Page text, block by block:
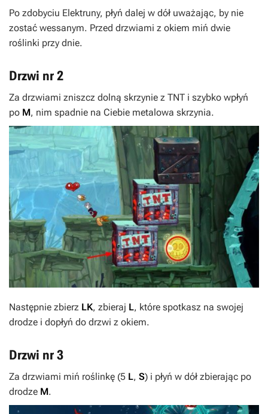
Po zdobyciu Elektruny, płyń dalej w dół uważając, by nie
zostać wessanym. Przed drzwiami z okiem miń dwie
roślinki przy dnie.
Drzwi nr 2
Za drzwiami zniszcz dolną skrzynie z TNT i szybko wpłyń
po M, nim spadnie na Ciebie metalowa skrzynia.
Następnie zbierz LK, zbieraj L, które spotkasz na swojej
drodze i dopłyń do drzwi z okiem.
Drzwi nr 3
Za drzwiami miń roślinkę (5 L, S) i płyń w dół zbierając po
drodze M.